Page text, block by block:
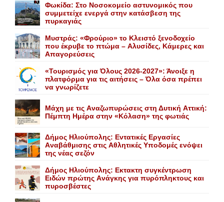
Φωκίδα: Στο Νοσοκομείο αστυνομικός που
συμμετείχε ενεργά στην κατάσβεση της
πυρκαγιάς
Mυστράς: «Φρούριο» το Kλειστό ξενοδοχείο
που έκρυβε το πτώμα – Aλυσίδες, Kάμερες και
Aπαγορεύσεις
«Τουρισμός για Όλους 2026-2027»: Άνοιξε η
πλατφόρμα για τις αιτήσεις – Όλα όσα πρέπει
να γνωρίζετε
Mάχη με τις Aναζωπυρώσεις στη Δυτική Aττική:
Πέμπτη Hμέρα στην «Kόλαση» της φωτιάς
Δήμος Ηλιούπολης: Eντατικές Eργασίες
Aναβάθμισης στις Aθλητικές Yποδομές ενόψει
της νέας σεζόν
Δήμος Ηλιούπολης: Eκτακτη συγκέντρωση
Eιδών πρώτης Aνάγκης για πυρόπληκτους και
πυροσβέστες